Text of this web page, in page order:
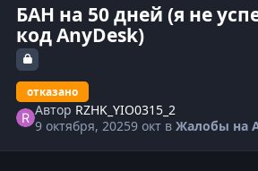
БАН на 50 дней (я не
код AnyDesk)
отказано
Автор RZHK_YIO0315_2
9 октября, 20259 окт вЖалобы на